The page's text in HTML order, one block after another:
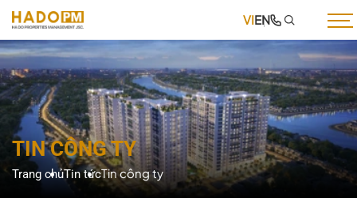
TRANG CHỦ
GIỚI THIỆU
DỊCH VỤ
DỰ ÁN
VIEN
TIN CÔNG TY
Trang chủTin tứcTin công ty